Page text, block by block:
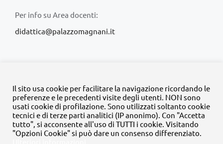
Per info su Area docenti:
didattica@palazzomagnani.it
© Copyright 2020 -2026 | Tutti i diritti riservati | MyFpm è un
progetto dellaFondazione Palazzo Magnani
Il sito usa cookie per facilitare la navigazione ricordando le
preferenze e le precedenti visite degli utenti. NON sono
usati cookie di profilazione. Sono utilizzati soltanto cookie
tecnici e di terze parti analitici (IP anonimo). Con "Accetta
tutto", si acconsente all'uso di TUTTI i cookie. Visitando
"Opzioni Cookie" si può dare un consenso differenziato.